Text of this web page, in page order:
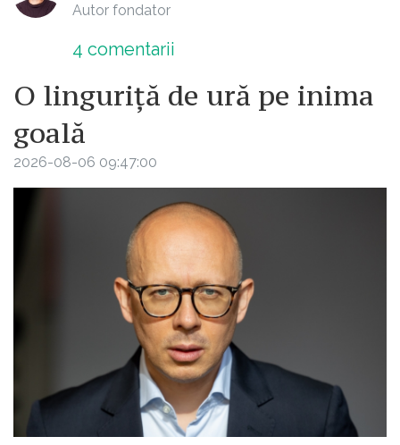
Autor fondator
4 comentarii
O linguriță de ură pe inima
goală
2026-08-06 09:47:00